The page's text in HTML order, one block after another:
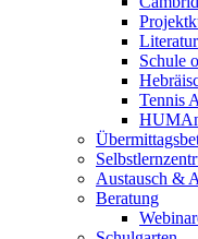
Schule
Tennis
Austausch &
Beratung